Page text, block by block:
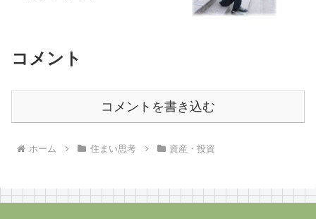
コメント
コメントを書き込む
ホーム 住まい思考 資産・投資